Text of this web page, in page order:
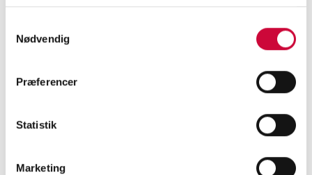
Nødvendig
Præferencer
Statistik
Marketing
CONTACT US TODAY
and learn more about our